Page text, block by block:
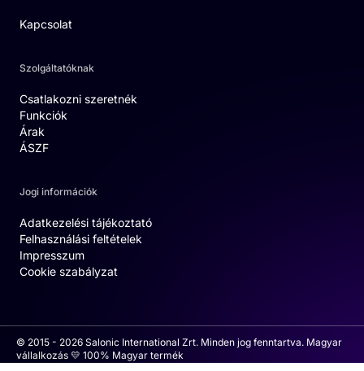
Kapcsolat
Szolgáltatóknak
Csatlakozni szeretnék
Funkciók
Árak
ÁSZF
Jogi információk
Adatkezelési tájékoztató
Felhasználási feltételek
Impresszum
Cookie szabályzat
© 2015 - 2026 Salonic International Zrt. Minden jog fenntartva. Magyar
vállalkozás 💛 100% Magyar termék